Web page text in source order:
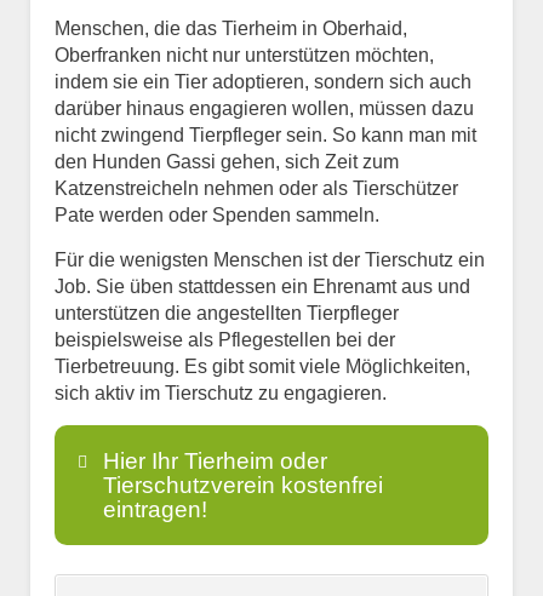
Menschen, die das Tierheim in Oberhaid,
Oberfranken nicht nur unterstützen möchten,
indem sie ein Tier adoptieren, sondern sich auch
darüber hinaus engagieren wollen, müssen dazu
nicht zwingend Tierpfleger sein. So kann man mit
den Hunden Gassi gehen, sich Zeit zum
Katzenstreicheln nehmen oder als Tierschützer
Pate werden oder Spenden sammeln.
Für die wenigsten Menschen ist der Tierschutz ein
Job. Sie üben stattdessen ein Ehrenamt aus und
unterstützen die angestellten Tierpfleger
beispielsweise als Pflegestellen bei der
Tierbetreuung. Es gibt somit viele Möglichkeiten,
sich aktiv im Tierschutz zu engagieren.
Hier Ihr Tierheim oder
Tierschutzverein kostenfrei
eintragen!